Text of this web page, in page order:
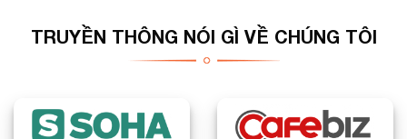
TRUYỀN THÔNG NÓI GÌ VỀ CHÚNG TÔI